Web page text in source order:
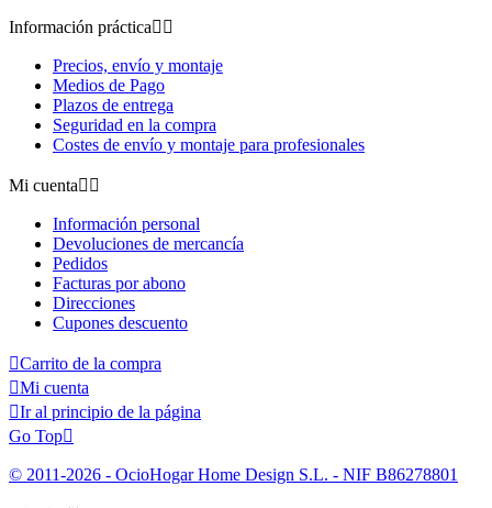
Información práctica 
Precios, envío y montaje
Medios de Pago
Plazos de entrega
Seguridad en la compra
Costes de envío y montaje para profesionales
Mi cuenta 
Información personal
Devoluciones de mercancía
Pedidos
Facturas por abono
Direcciones
Cupones descuento
Carrito de la compra
Mi cuenta
Ir al principio de la página
Go Top
© 2011-2026 - OcioHogar Home Design S.L. - NIF B86278801